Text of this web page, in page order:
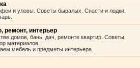
и уловы. Советы бывалых. Снасти и лодки,
ремонт, интерьер
домов, бань, дач, ремонте квартир. Советы,
материалов.
мебель и предметы интерьера.